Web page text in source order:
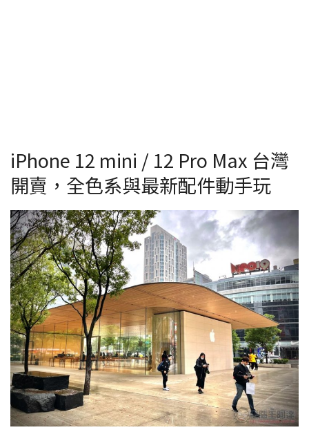
iPhone 12 mini / 12 Pro Max 台灣
開賣，全色系與最新配件動手玩